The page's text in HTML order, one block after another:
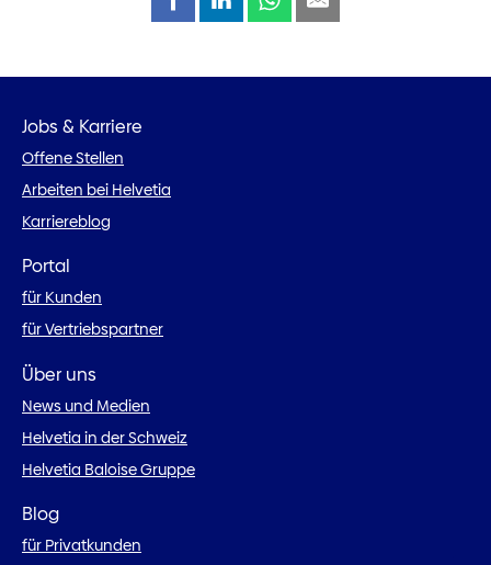
Jobs & Karriere
Offene Stellen
Arbeiten bei Helvetia
Karriereblog
Portal
für Kunden
für Vertriebspartner
Über uns
News und Medien
Helvetia in der Schweiz
Helvetia Baloise Gruppe
Blog
für Privatkunden